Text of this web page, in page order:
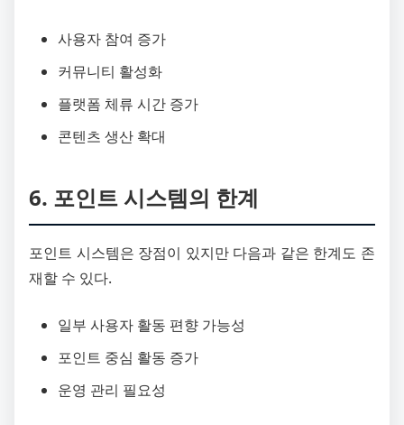
사용자 참여 증가
커뮤니티 활성화
플랫폼 체류 시간 증가
콘텐츠 생산 확대
6. 포인트 시스템의 한계
포인트 시스템은 장점이 있지만 다음과 같은 한계도 존
재할 수 있다.
일부 사용자 활동 편향 가능성
포인트 중심 활동 증가
운영 관리 필요성